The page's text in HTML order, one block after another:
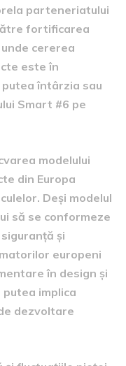
parteneriatului
fortificarea
cererea
este în
întârzia sau
Smart #6 pe
modelului
din Europa
Deși modelul
să se conformeze
și
europeni
în design și
implica
dezvoltare